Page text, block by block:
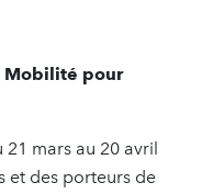
Mobilité pour
mars au 20 avril
et des porteurs de